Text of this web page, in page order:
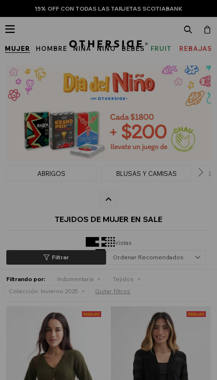
15% OFF CON TODAS LAS TARJETAS SCOTIABANK
MUJER HOMBRE NIÑA NIÑO BEBÉS
FRUIT
THE
LOOM
REBAJAS

ABRIGOS BLUSAS Y CAMISAS
TEJIDOS DE MUJER EN SALE
Vistas
Recomendados
Filtrando por: Indumentaria
Tejidos
Colección: Invierno 2025 Quitar filtros